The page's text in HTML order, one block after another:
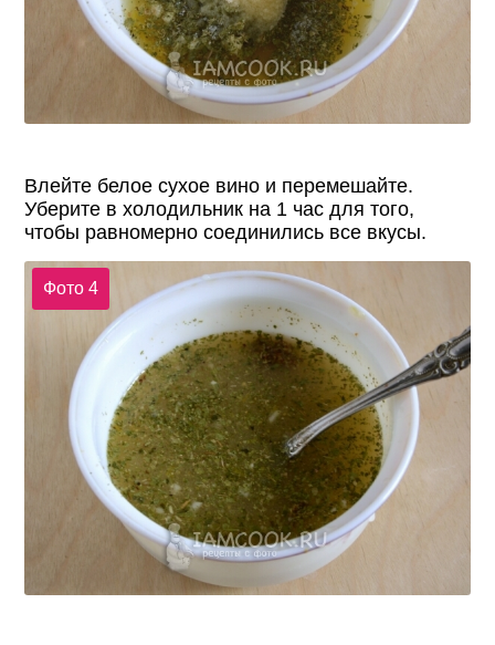
Влейте белое сухое вино и перемешайте.
Уберите в холодильник на 1 час для того,
чтобы равномерно соединились все вкусы.
Фото 4